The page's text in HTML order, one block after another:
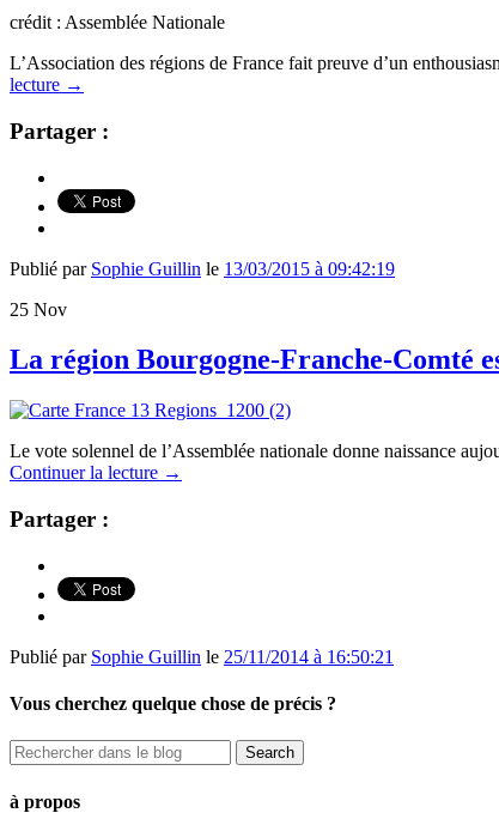
crédit : Assemblée Nationale
L’Association des régions de France fait preuve d’un
lecture →
Partager :
Publié par Sophie Guillin le 13/03/2015 à 09:42:19
25 Nov
La région Bourgogne-Franche-Comté
Le vote solennel de l’Assemblée nationale donne naissance
Continuer la lecture →
Partager :
Publié par Sophie Guillin le 25/11/2014 à 16:50:21
Vous cherchez quelque chose de précis ?
à propos